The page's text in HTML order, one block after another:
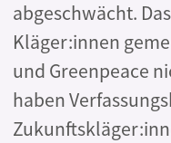
abgeschwächt.
Kläger:innen
und Greenpeace
haben